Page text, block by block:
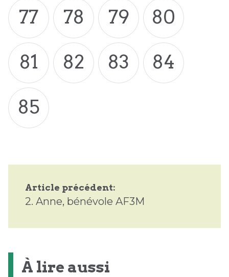
77
78 79
80
81
82 83
84
85
Article précédent:
2. Anne, bénévole AF3M
À lire aussi